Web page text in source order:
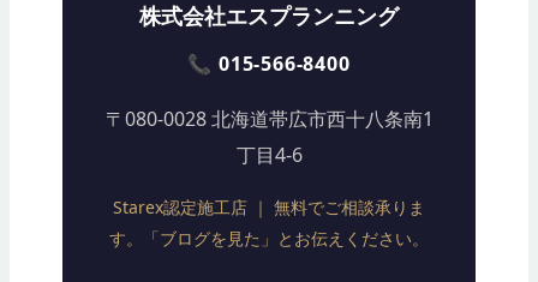
株式会社エスプランニング
📞 015-566-8400
〒080-0028 北海道帯広市西十八条南1
丁目4-6
Starex認定施工店 ｜ 無料でご相談承りま
す。「ブログを見た」とお伝えください。